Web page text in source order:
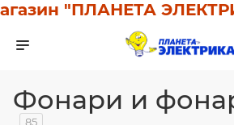
"ПЛАНЕТА
Фонари и
85